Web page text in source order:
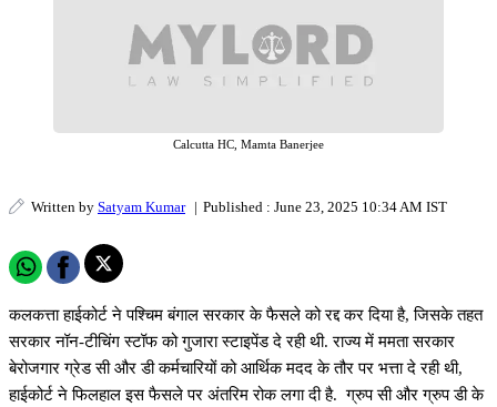
Calcutta HC, Mamta Banerjee
Written by Satyam Kumar | Published : June 23, 2025 10:34 AM IST
कलकत्ता हाईकोर्ट ने पश्चिम बंगाल सरकार के फैसले को रद्द कर दिया है, जिसके तहत
सरकार नॉन-टीचिंग स्टॉफ को गुजारा स्टाइपेंड दे रही थी. राज्य में ममता सरकार
बेरोजगार ग्रेड सी और डी कर्मचारियों को आर्थिक मदद के तौर पर भत्ता दे रही थी,
हाईकोर्ट ने फिलहाल इस फैसले पर अंतरिम रोक लगा दी है. ग्रुप सी और ग्रुप डी के